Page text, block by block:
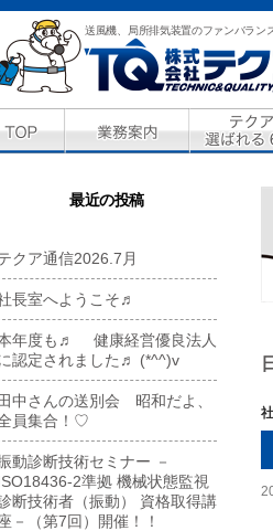
送風機、局所排気装置のファンバラン
最近の投稿
クア通信2026.7月
長室へようこそ♬
年度も♬ 健康経営優良法人
認定されました♬ (*^^)v
田中さんの送別会 昭和だよ、
員集合！♡
動診断技術セミナー －
2準拠 機械状態監視
断技術者（振動） 資格取得講
－（第7回）開催！！